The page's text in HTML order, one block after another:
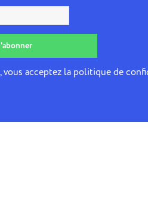
acceptez la politique de